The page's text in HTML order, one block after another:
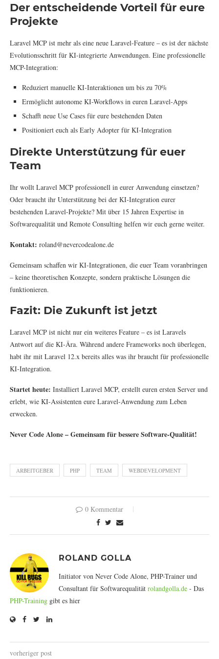
Der entscheidende Vorteil für eure
Projekte
Laravel MCP ist mehr als eine neue Laravel-Feature – es ist der nächste
Evolutionsschritt für KI-integrierte Anwendungen. Eine professionelle
MCP-Integration:
Reduziert manuelle KI-Interaktionen um bis zu 70%
Ermöglicht autonome KI-Workflows in euren Laravel-Apps
Schafft neue Use Cases für eure bestehenden Daten
Positioniert euch als Early Adopter für KI-Integration
Direkte Unterstützung für euer
Team
Ihr wollt Laravel MCP professionell in eurer Anwendung einsetzen?
Oder braucht ihr Unterstützung bei der KI-Integration eurer
bestehenden Laravel-Projekte? Mit über 15 Jahren Expertise in
Softwarequalität und Remote Consulting helfen wir euch gerne weiter.
Kontakt: roland@nevercodealone.de
Gemeinsam schaffen wir KI-Integrationen, die euer Team voranbringen
– keine theoretischen Konzepte, sondern praktische Lösungen die
funktionieren.
Fazit: Die Zukunft ist jetzt
Laravel MCP ist nicht nur ein weiteres Feature – es ist Laravels
Antwort auf die KI-Ära. Während andere Frameworks noch überlegen,
habt ihr mit Laravel 12.x bereits alles was ihr braucht für professionelle
KI-Integration.
Startet heute: Installiert Laravel MCP, erstellt euren ersten Server und
erlebt, wie KI-Assistenten eure Laravel-Anwendung zum Leben
erwecken.
Never Code Alone – Gemeinsam für bessere Software-Qualität!
ARBEITGEBER PHP TEAM WEBDEVELOPMENT
0 Kommentar
ROLAND GOLLA
Initiator von Never Code Alone, PHP-Trainer und
Consultant für Softwarequalität rolandgolla.de - Das
PHP-Training gibt es hier
vorheriger post